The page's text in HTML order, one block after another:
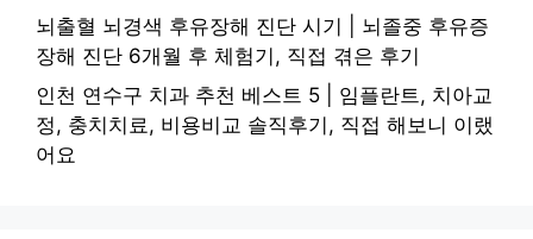
뇌출혈 뇌경색 후유장해 진단 시기 | 뇌졸중 후유증
장해 진단 6개월 후 체험기, 직접 겪은 후기
인천 연수구 치과 추천 베스트 5 | 임플란트, 치아교
정, 충치치료, 비용비교 솔직후기, 직접 해보니 이랬
어요